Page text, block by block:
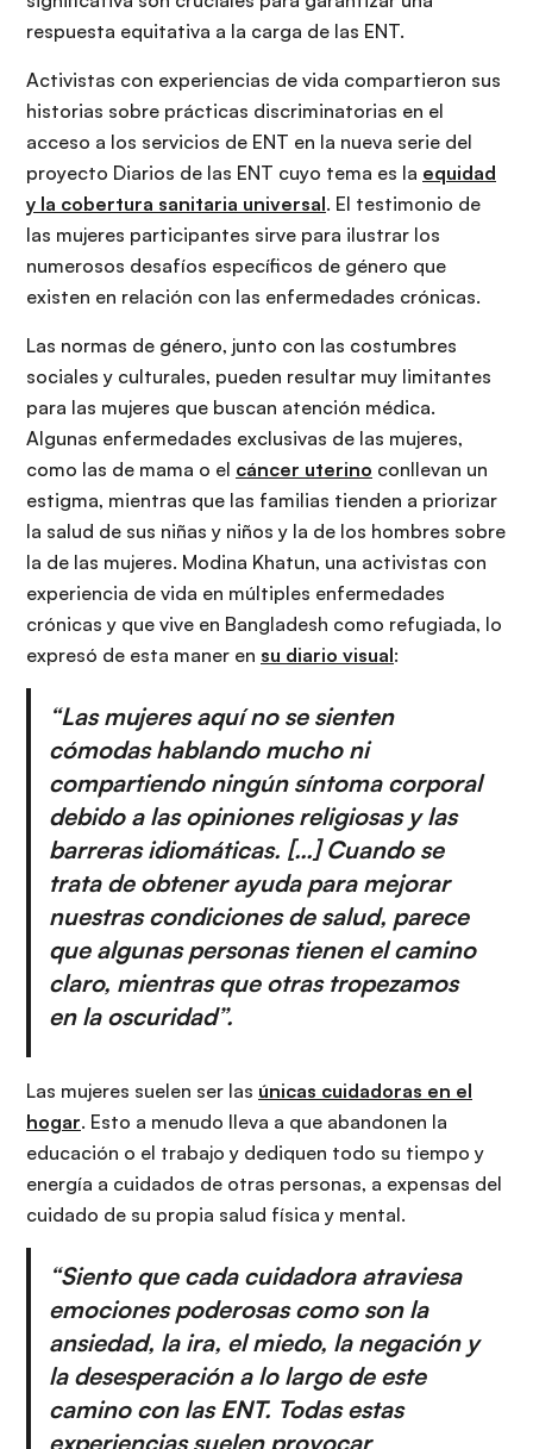
respuesta equitativa a la carga de las ENT.
Activistas con experiencias de vida compartieron sus
historias sobre prácticas discriminatorias en el
acceso a los servicios de ENT en la nueva serie del
proyecto Diarios de las ENT cuyo tema es la equidad
y la cobertura sanitaria universal. El testimonio de
las mujeres participantes sirve para ilustrar los
numerosos desafíos específicos de género que
existen en relación con las enfermedades crónicas.
Las normas de género, junto con las costumbres
sociales y culturales, pueden resultar muy limitantes
para las mujeres que buscan atención médica.
Algunas enfermedades exclusivas de las mujeres,
como las de mama o el cáncer uterino conllevan un
estigma, mientras que las familias tienden a priorizar
la salud de sus niñas y niños y la de los hombres sobre
la de las mujeres. Modina Khatun, una activistas con
experiencia de vida en múltiples enfermedades
crónicas y que vive en Bangladesh como refugiada, lo
expresó de esta maner en su diario visual:
“Las mujeres aquí no se sienten
cómodas hablando mucho ni
compartiendo ningún síntoma corporal
debido a las opiniones religiosas y las
barreras idiomáticas. […] Cuando se
trata de obtener ayuda para mejorar
nuestras condiciones de salud, parece
que algunas personas tienen el camino
claro, mientras que otras tropezamos
en la oscuridad”.
Las mujeres suelen ser las únicas cuidadoras en el
hogar. Esto a menudo lleva a que abandonen la
educación o el trabajo y dediquen todo su tiempo y
energía a cuidados de otras personas, a expensas del
cuidado de su propia salud física y mental.
“Siento que cada cuidadora atraviesa
emociones poderosas como son la
ansiedad, la ira, el miedo, la negación y
la desesperación a lo largo de este
camino con las ENT. Todas estas
experiencias suelen provocar